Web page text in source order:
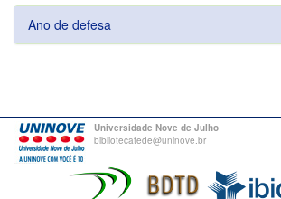
Ano de defesa
Universidade Nove de Julho
bibliotecatede@uninove.br